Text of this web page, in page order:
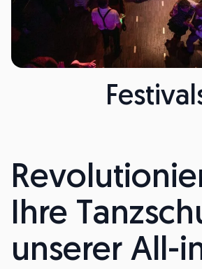
Ihre
unserer All-